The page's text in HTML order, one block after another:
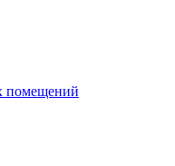
помещений